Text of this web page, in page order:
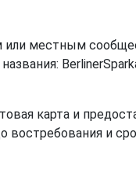
или местным
карта и
востребования и